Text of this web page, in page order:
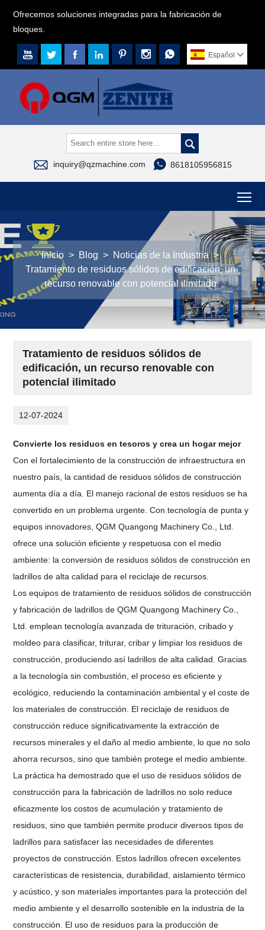
Ofrecemos soluciones integradas para la fabricación de
bloques.
       Español 

 inquiry@qzmachine.com  8618105956815
Inicio > Blog > Noticias de la Industria >
Tratamiento de residuos sólidos de edificación, un
recurso renovable con potencial ilimitado
Tratamiento de residuos sólidos de
edificación, un recurso renovable con
potencial ilimitado
12-07-2024
Convierte los residuos en tesoros y crea un hogar mejor
Con el fortalecimiento de la construcción de infraestructura en
nuestro país, la cantidad de residuos sólidos de construcción
aumenta día a día. El manejo racional de estos residuos se ha
convertido en un problema urgente. Con tecnología de punta y
equipos innovadores, QGM Quangong Machinery Co., Ltd.
ofrece una solución eficiente y respetuosa con el medio
ambiente: la conversión de residuos sólidos de construcción en
ladrillos de alta calidad para el reciclaje de recursos.
Los equipos de tratamiento de residuos sólidos de construcción
y fabricación de ladrillos de QGM Quangong Machinery Co.,
Ltd. emplean tecnología avanzada de trituración, cribado y
moldeo para clasificar, triturar, cribar y limpiar los residuos de
construcción, produciendo así ladrillos de alta calidad. Gracias
a la tecnología sin combustión, el proceso es eficiente y
ecológico, reduciendo la contaminación ambiental y el coste de
los materiales de construcción. El reciclaje de residuos de
construcción reduce significativamente la extracción de
recursos minerales y el daño al medio ambiente, lo que no solo
ahorra recursos, sino que también protege el medio ambiente.
La práctica ha demostrado que el uso de residuos sólidos de
construcción para la fabricación de ladrillos no solo reduce
eficazmente los costos de acumulación y tratamiento de
residuos, sino que también permite producir diversos tipos de
ladrillos para satisfacer las necesidades de diferentes
proyectos de construcción. Estos ladrillos ofrecen excelentes
características de resistencia, durabilidad, aislamiento térmico
y acústico, y son materiales importantes para la protección del
medio ambiente y el desarrollo sostenible en la industria de la
construcción. El uso de residuos para la producción de